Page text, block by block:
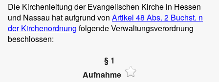
Die Kirchenleitung der Evangelischen Kirche in Hessen
und Nassau hat aufgrund von Artikel 48 Abs. 2 Buchst. n
der Kirchenordnung folgende Verwaltungsverordnung
beschlossen:
§ 1
Aufnahme